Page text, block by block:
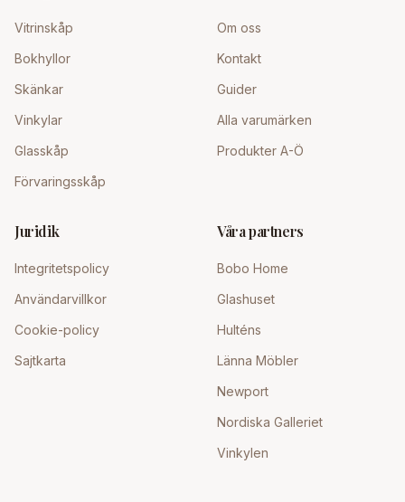
Vitrinskåp
Bokhyllor
Skänkar
Vinkylar
Glasskåp
Förvaringsskåp
Om oss
Kontakt
Guider
Alla varumärken
Produkter A-Ö
Juridik
Integritetspolicy
Användarvillkor
Cookie-policy
Sajtkarta
Våra partners
Bobo Home
Glashuset
Hulténs
Länna Möbler
Newport
Nordiska Galleriet
Vinkylen